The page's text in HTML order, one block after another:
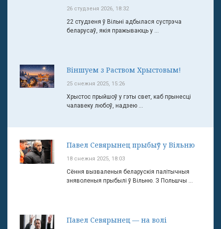
26 студзеня 2026, 18:32
22 студзеня ў Вільні адбылася сустрэча
беларусаў, якія пражываюць у ...
Віншуем з Раством Хрыстовым!
25 снежня 2025, 15:26
Хрыстос прыйшоў у гэты свет, каб прынесці
чалавеку любоў, надзею ...
Павел Севярынец прыбыў у Вільню
18 снежня 2025, 18:03
Сёння вызваленыя беларускія палітычныя
зняволеныя прыбылі ў Вільню. З Польшчы ...
Павел Севярынец — на волі